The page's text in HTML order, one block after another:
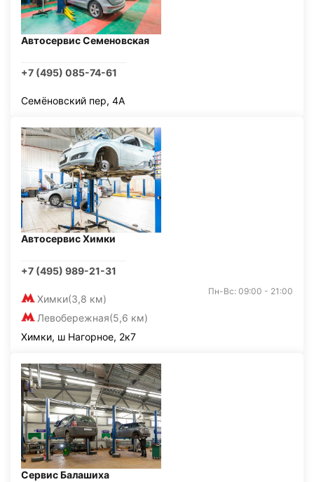
Автосервис Семеновская
+7 (495) 085-74-61
Семёновский пер, 4А
Автосервис Химки
+7 (495) 989-21-31
Химки(3,8 км)
Левобережная(5,6 км)
Пн-Вс: 09:00 - 21:00
Химки, ш Нагорное, 2к7
Сервис Балашиха